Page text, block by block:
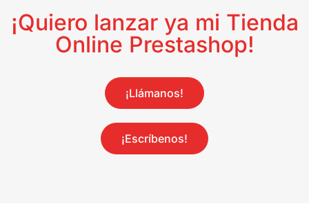
¡Quiero lanzar ya mi Tienda
Online Prestashop!
¡Llámanos!
¡Escríbenos!